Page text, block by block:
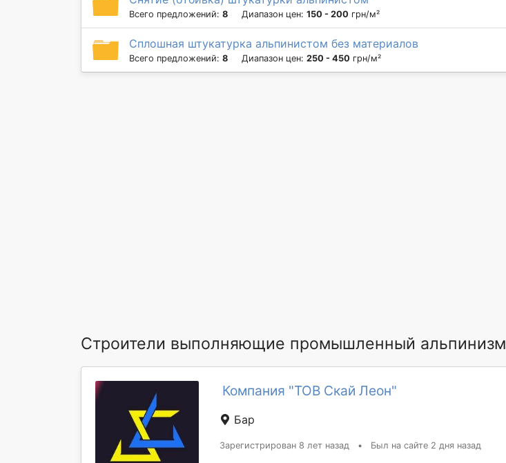
Всего предложений: 8 Диапазон цен: 150 - 200 грн/м²
Сплошная штукатурка альпинистом без материалов
Всего предложений: 8 Диапазон цен: 250 - 450 грн/м²
Строители выполняющие промышленный альпинизм
Компания "ТОВ Скай Леон"
Бар
Зарегистрирован 8 лет назад • Был на сайте 2 дня назад